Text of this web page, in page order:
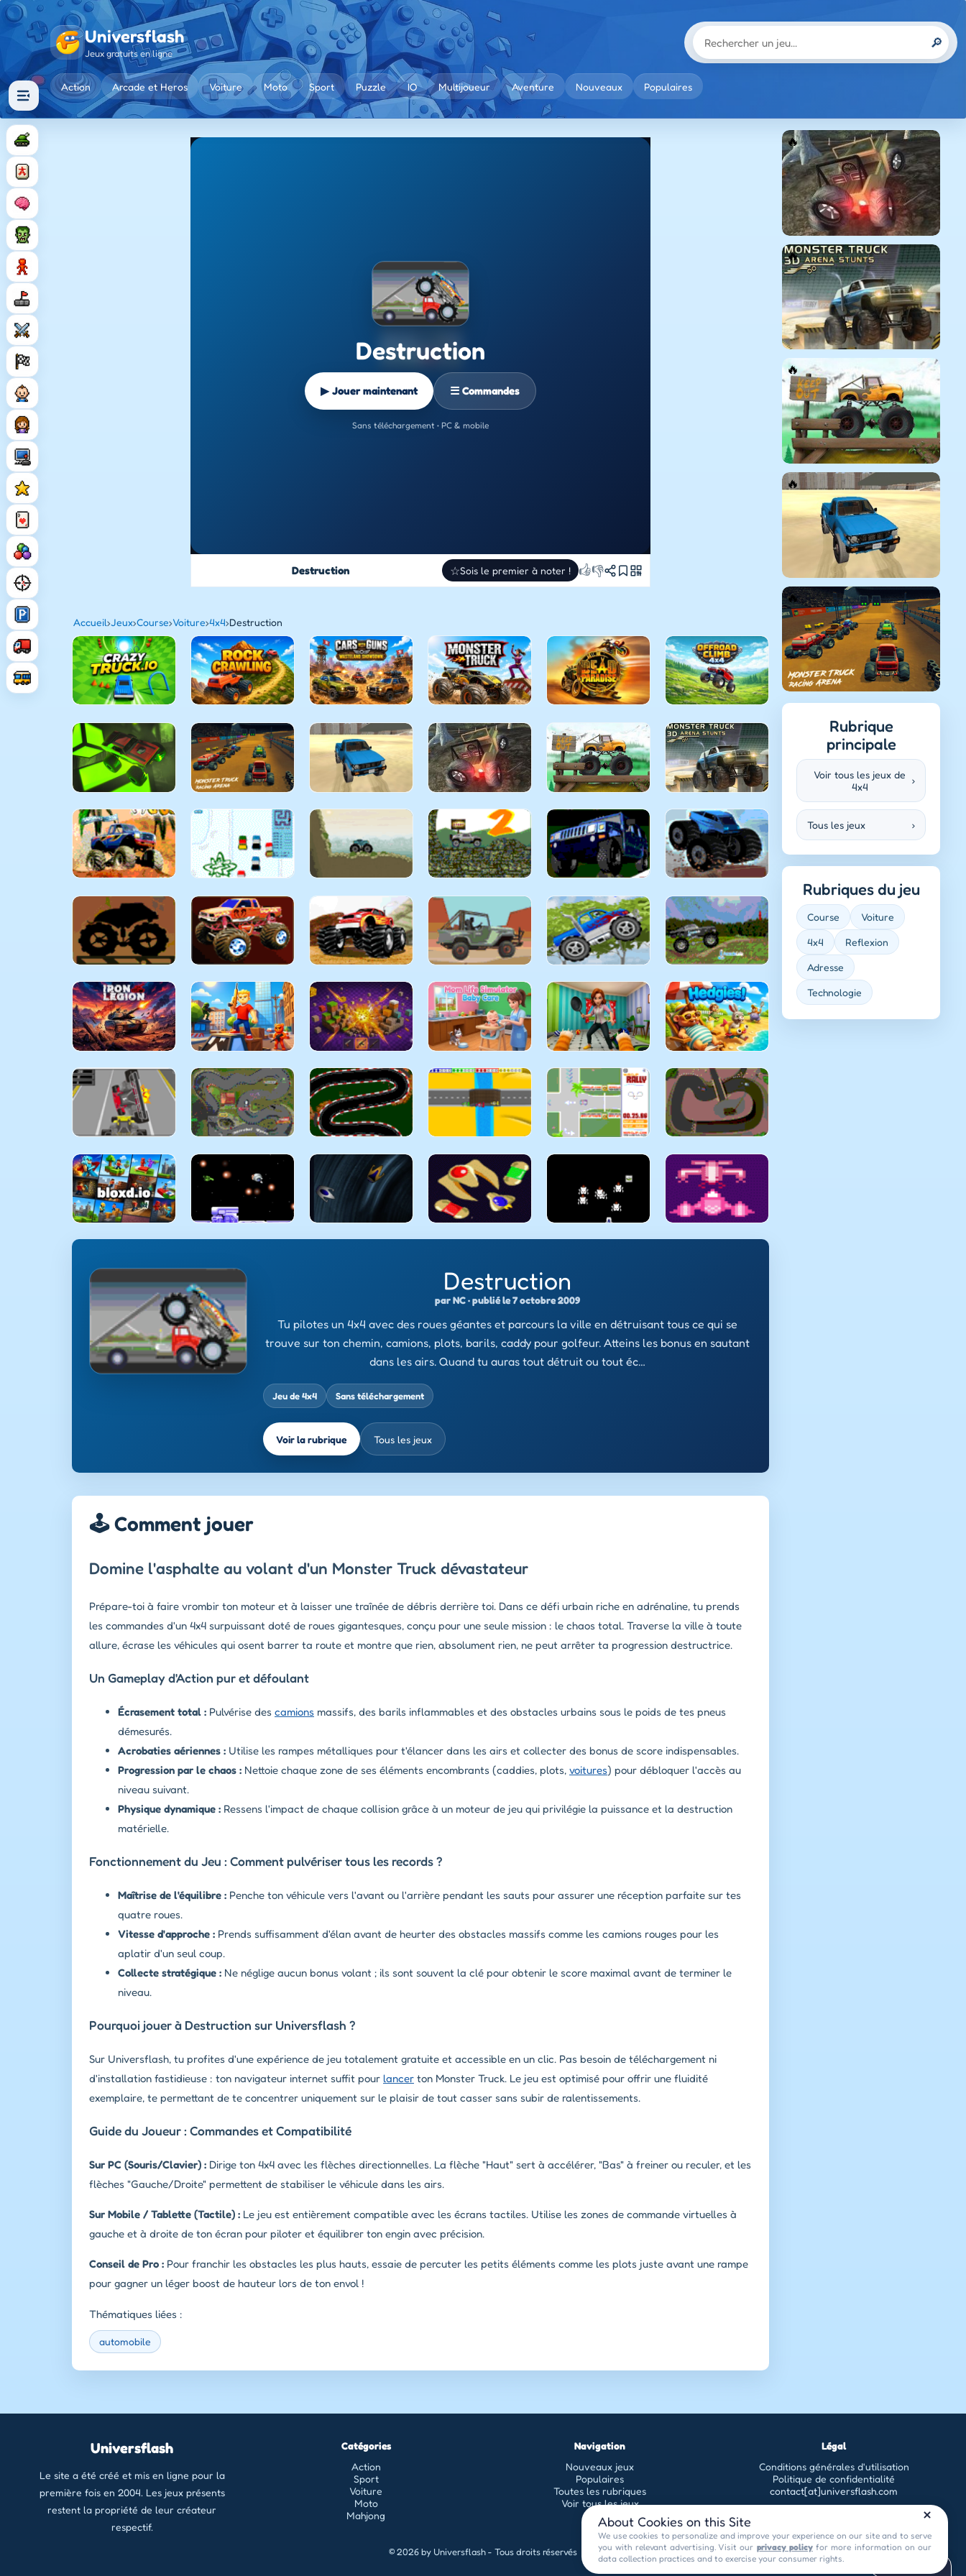
Universflash
Jeux gratuits en ligne
🔎
Action Arcade et Heros Voiture Moto Sport Puzzle IO Multijoueur Aventure Nouveaux Populaires
Destruction
▶ Jouer maintenant ☰ Commandes
Sans téléchargement • PC & mobile
Destruction ☆Sois le premier à noter ! 👍👎
Accueil›Jeux›Course›Voiture›4x4›Destruction
Destruction
par NC · publié le 7 octobre 2009
Tu pilotes un 4x4 avec des roues géantes et parcours la ville en détruisant tous ce qui se
trouve sur ton chemin, camions, plots, barils, caddy pour golfeur. Atteins les bonus en sautant
dans les airs. Quand tu auras tout détruit ou tout éc…
Jeu de 4x4 Sans téléchargement
Voir la rubrique Tous les jeux
🕹️ Comment jouer
Domine l'asphalte au volant d'un Monster Truck dévastateur
Prépare-toi à faire vrombir ton moteur et à laisser une traînée de débris derrière toi. Dans ce défi urbain riche en adrénaline, tu prends
les commandes d'un 4x4 surpuissant doté de roues gigantesques, conçu pour une seule mission : le chaos total. Traverse la ville à toute
allure, écrase les véhicules qui osent barrer ta route et montre que rien, absolument rien, ne peut arrêter ta progression destructrice.
Un Gameplay d'Action pur et défoulant
Écrasement total : Pulvérise des camions massifs, des barils inflammables et des obstacles urbains sous le poids de tes pneus
démesurés.
Acrobaties aériennes : Utilise les rampes métalliques pour t'élancer dans les airs et collecter des bonus de score indispensables.
Progression par le chaos : Nettoie chaque zone de ses éléments encombrants (caddies, plots, voitures) pour débloquer l'accès au
niveau suivant.
Physique dynamique : Ressens l'impact de chaque collision grâce à un moteur de jeu qui privilégie la puissance et la destruction
matérielle.
Fonctionnement du Jeu : Comment pulvériser tous les records ?
Maîtrise de l'équilibre : Penche ton véhicule vers l'avant ou l'arrière pendant les sauts pour assurer une réception parfaite sur tes
quatre roues.
Vitesse d'approche : Prends suffisamment d'élan avant de heurter des obstacles massifs comme les camions rouges pour les
aplatir d'un seul coup.
Collecte stratégique : Ne néglige aucun bonus volant ; ils sont souvent la clé pour obtenir le score maximal avant de terminer le
niveau.
Pourquoi jouer à Destruction sur Universflash ?
Sur Universflash, tu profites d'une expérience de jeu totalement gratuite et accessible en un clic. Pas besoin de téléchargement ni
d'installation fastidieuse : ton navigateur internet suffit pour lancer ton Monster Truck. Le jeu est optimisé pour offrir une fluidité
exemplaire, te permettant de te concentrer uniquement sur le plaisir de tout casser sans subir de ralentissements.
Guide du Joueur : Commandes et Compatibilité
Sur PC (Souris/Clavier) : Dirige ton 4x4 avec les flèches directionnelles. La flèche "Haut" sert à accélérer, "Bas" à freiner ou reculer, et les
flèches "Gauche/Droite" permettent de stabiliser le véhicule dans les airs.
Sur Mobile / Tablette (Tactile) : Le jeu est entièrement compatible avec les écrans tactiles. Utilise les zones de commande virtuelles à
gauche et à droite de ton écran pour piloter et équilibrer ton engin avec précision.
Conseil de Pro : Pour franchir les obstacles les plus hauts, essaie de percuter les petits éléments comme les plots juste avant une rampe
pour gagner un léger boost de hauteur lors de ton envol !
Thématiques liées :
automobile
Rubrique
principale
Voir tous les jeux de
4x4
›
Tous les jeux ›
Rubriques du jeu
Course Voiture
4x4 Reflexion
Adresse
Technologie
Universflash
Le site a été créé et mis en ligne pour la
première fois en 2004. Les jeux présents
restent la propriété de leur créateur
respectif.
Catégories
Action
Sport
Voiture
Moto
Mahjong
Navigation
Nouveaux jeux
Populaires
Toutes les rubriques
Voir tous les jeux
Légal
Conditions générales d'utilisation
Politique de confidentialité
contact[at]universflash.com
© 2026 by Universflash - Tous droits réservés
About Cookies on this Site
We use cookies to personalize and improve your experience on our site and to serve
you with relevant advertising. Visit our privacy policyfor more information on our
data collection practices and to exercise your consumer rights.